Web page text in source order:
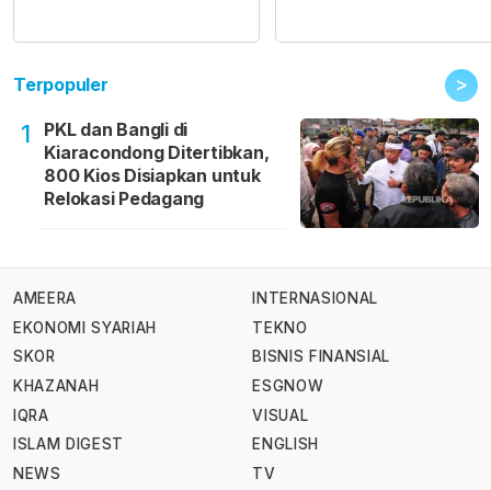
Terpopuler >
1
PKL dan Bangli di
Kiaracondong Ditertibkan,
800 Kios Disiapkan untuk
Relokasi Pedagang
AMEERA
EKONOMI SYARIAH
SKOR
KHAZANAH
IQRA
ISLAM DIGEST
NEWS
INTERNASIONAL
TEKNO
BISNIS FINANSIAL
ESGNOW
VISUAL
ENGLISH
TV